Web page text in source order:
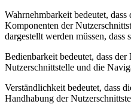
Wahrnehmbarkeit bedeutet,
Komponenten der
dargestellt werden müssen, dass
Bedienbarkeit bedeutet, dass
Nutzerschnittstelle und die
Verständlichkeit bedeutet, dass
Handhabung der